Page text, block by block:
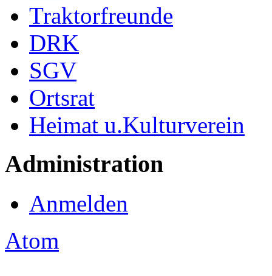
Traktorfreunde
DRK
SGV
Ortsrat
Heimat u.Kulturverein
Administration
Anmelden
Atom